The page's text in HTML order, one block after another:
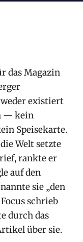
das Magazin
existiert
— kein
Speisekarte.
Welt setzte
rankte er
auf den
sie „den
schrieb
durch das
über sie.